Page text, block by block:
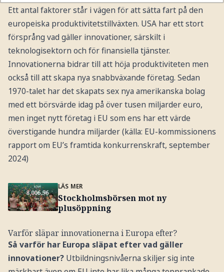
Ett antal faktorer står i vägen för att sätta fart på den
europeiska produktivitetstillväxten. USA har ett stort
försprång vad gäller innovationer, särskilt i
teknologisektorn och för finansiella tjänster.
Innovationerna bidrar till att höja produktiviteten men
också till att skapa nya snabbväxande företag. Sedan
1970-talet har det skapats sex nya amerikanska bolag
med ett börsvärde idag på över tusen miljarder euro,
men inget nytt företag i EU som ens har ett värde
överstigande hundra miljarder (källa: EU-kommissionens
rapport om EU’s framtida konkurrenskraft, september
2024)
LÄS MER
Stockholmsbörsen mot ny
plusöppning
Varför släpar innovationerna i Europa efter?
Så varför har Europa släpat efter vad gäller
innovationer? Utbildningsnivåerna skiljer sig inte